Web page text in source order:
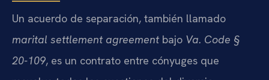
Un acuerdo de separación, también llamado
marital settlement agreementbajo Va. Code §
20-109, es un contrato entre cónyuges que